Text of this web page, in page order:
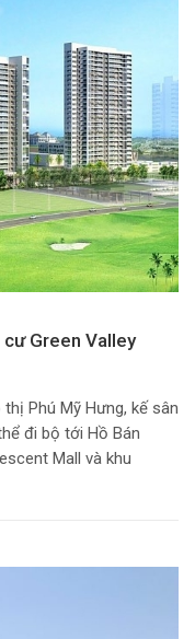
Green Valley
Phú Mỹ Hưng, kế sân
đi bộ tới Hồ Bán
Mall và khu